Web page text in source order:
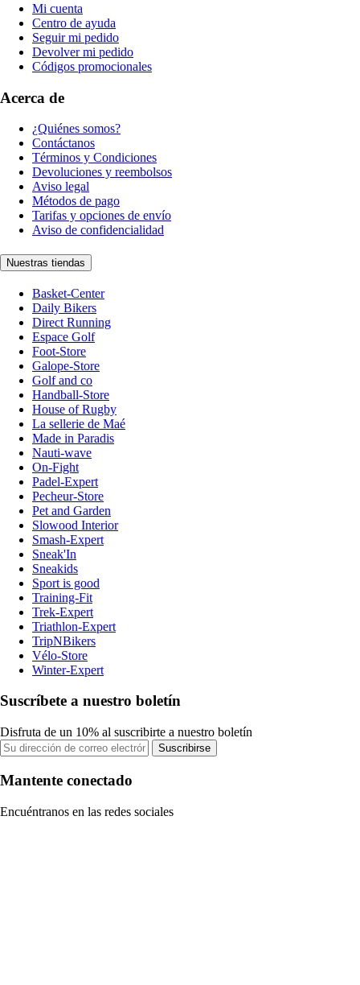
Mi cuenta
Centro de ayuda
Seguir mi pedido
Devolver mi pedido
Códigos promocionales
Acerca de
¿Quiénes somos?
Contáctanos
Términos y Condiciones
Devoluciones y reembolsos
Aviso legal
Métodos de pago
Tarifas y opciones de envío
Aviso de confidencialidad
Nuestras tiendas
Basket-Center
Daily Bikers
Direct Running
Espace Golf
Foot-Store
Galope-Store
Golf and co
Handball-Store
House of Rugby
La sellerie de Maé
Made in Paradis
Nauti-wave
On-Fight
Padel-Expert
Pecheur-Store
Pet and Garden
Slowood Interior
Smash-Expert
Sneak'In
Sneakids
Sport is good
Training-Fit
Trek-Expert
Triathlon-Expert
TripNBikers
Vélo-Store
Winter-Expert
Suscríbete a nuestro boletín
Disfruta de un 10% al suscribirte a nuestro boletín
Suscribirse
Mantente conectado
Encuéntranos en las redes sociales